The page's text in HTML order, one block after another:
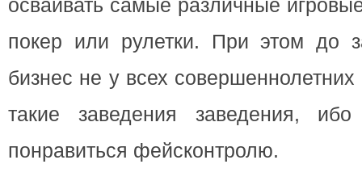
осваивать самые различные
покер или рулетки. При этом до
бизнес не у всех
такие заведения заведения,
понравиться фейсконтролю.